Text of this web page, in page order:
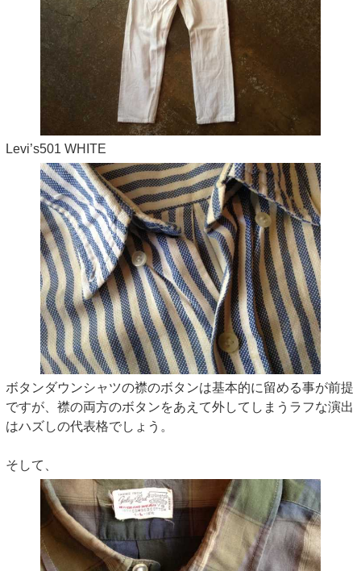
Levi’s501 WHITE
ボタンダウンシャツの襟のボタンは基本的に留める事が前提
ですが、襟の両方のボタンをあえて外してしまうラフな演出
はハズしの代表格でしょう。
そして、